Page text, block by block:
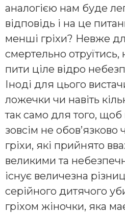
аналогією нам буде
відповідь і на це
менші гріхи? Невже
смертельно отруїтись,
пити ціле відро
Іноді для цього
ложечки чи навіть
так само для того,
зовсім не обов’язково
гріхи, які прийнято
великими та
існує величезна
серійного дитячого
гріхом жіночки, яка